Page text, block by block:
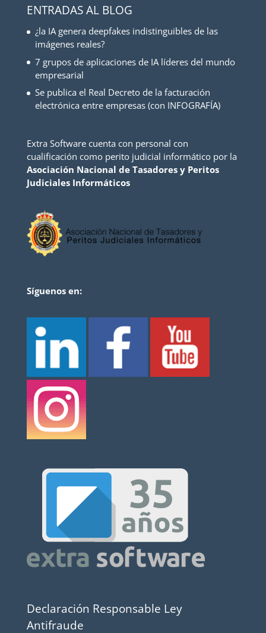
ENTRADAS AL BLOG
¿la IA genera deepfakes indistinguibles de las
imágenes reales?
7 grupos de aplicaciones de IA líderes del mundo
empresarial
Se publica el Real Decreto de la facturación
electrónica entre empresas (con INFOGRAFÍA)
Extra Software cuenta con personal con
cualificación como perito judicial informático por la
Asociación Nacional de Tasadores y Peritos
Judiciales Informáticos
Síguenos en:
Declaración Responsable Ley
Antifraude